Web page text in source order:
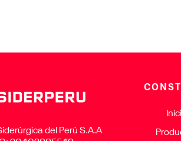
del Perú S.A.A